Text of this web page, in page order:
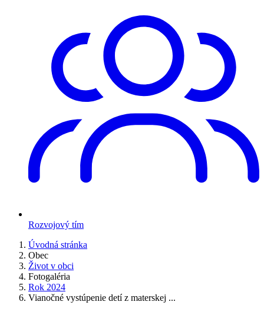
Rozvojový tím
Úvodná stránka
Obec
Život v obci
Fotogaléria
Rok 2024
Vianočné vystúpenie detí z materskej ...